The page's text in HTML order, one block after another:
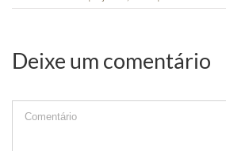
Deixe um comentário
Comment